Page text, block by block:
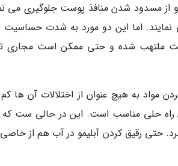
و از مسدود شدن منافذ پوست جلوگیری می
نمایند. اما این دو مورد به شدت
ملتهب شده و حتی ممکن است مجاری
مواد به هیچ عنوان از اختلالات آن ها
راه حلی مناسب است. این در حالی ست که
حتی رقیق کردن آبلیمو در آب هم از